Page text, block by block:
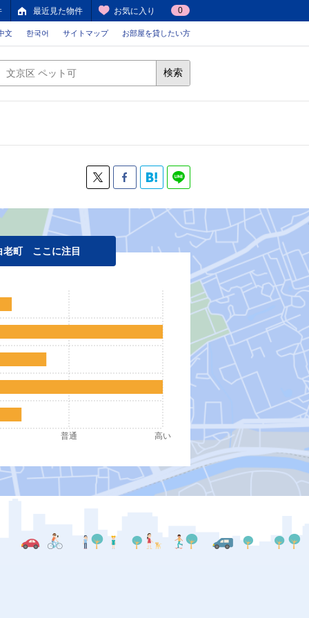
最近見た物件 お気に入り 0
文 한국어 サイトマップ お部屋を貸したい方
検索
老町 ここに注目
普通 高い